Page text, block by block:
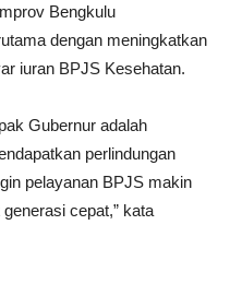
Bengkulu
dengan meningkatkan
iuran BPJS Kesehatan.
Gubernur adalah
perlindungan
pelayanan BPJS makin
cepat,” kata